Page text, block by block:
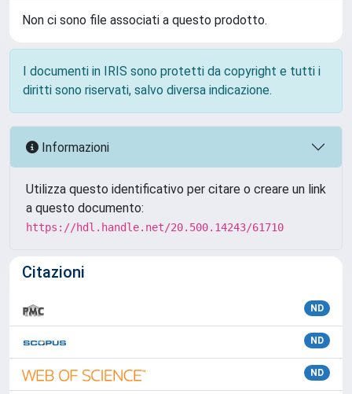
Non ci sono file associati a questo prodotto.
I documenti in IRIS sono protetti da copyright e tutti i
diritti sono riservati, salvo diversa indicazione.
Informazioni
Utilizza questo identificativo per citare o creare un link
a questo documento:
https://hdl.handle.net/20.500.14243/61710
Citazioni
ND
ND
ND